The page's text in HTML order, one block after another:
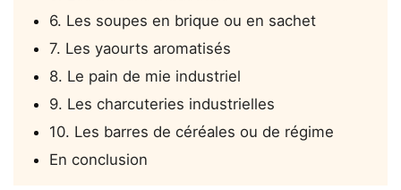
6. Les soupes en brique ou en sachet
7. Les yaourts aromatisés
8. Le pain de mie industriel
9. Les charcuteries industrielles
10. Les barres de céréales ou de régime
En conclusion